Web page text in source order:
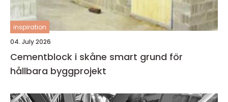
inspiration
04. July 2026
Cementblock i skåne smart grund för
hållbara byggprojekt